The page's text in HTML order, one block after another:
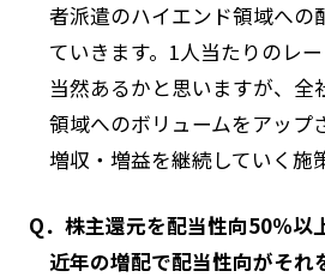
者派遣のハイエンド領域への
ていきます。1人当たりのレ
当然あるかと思いますが、全
領域へのボリュームをアップ
増収・増益を継続していく施
Q．株主還元を配当性向50％以
近年の増配で配当性向がそれ